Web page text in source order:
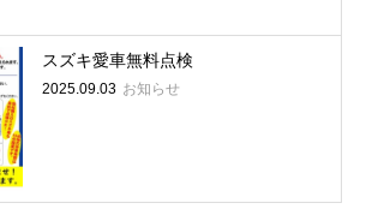
スズキ愛車無料点検
2025.09.03 お知らせ